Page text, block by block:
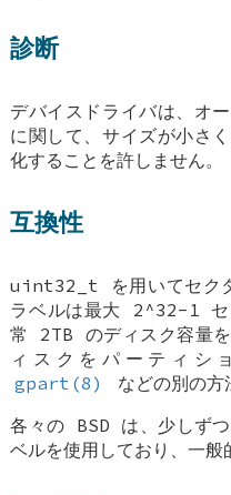
診断
デバイスドライバは、オ
に関して、サイズが小さ
化することを許しません。
互換性
uint32_t を用いてセク
ラベルは最大 2^32-1 セ
常 2TB のディスク容量
ィスクをパーティシ
gpart(8)
などの別の方
各々の BSD は、少しず
ベルを使用しており、一般